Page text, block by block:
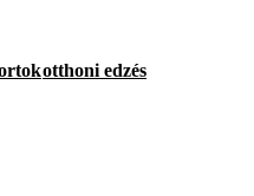
otthoni edzés